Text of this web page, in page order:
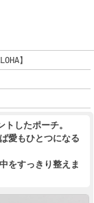
】
したポーチ。
愛もひとつになる
をすっきり整えま